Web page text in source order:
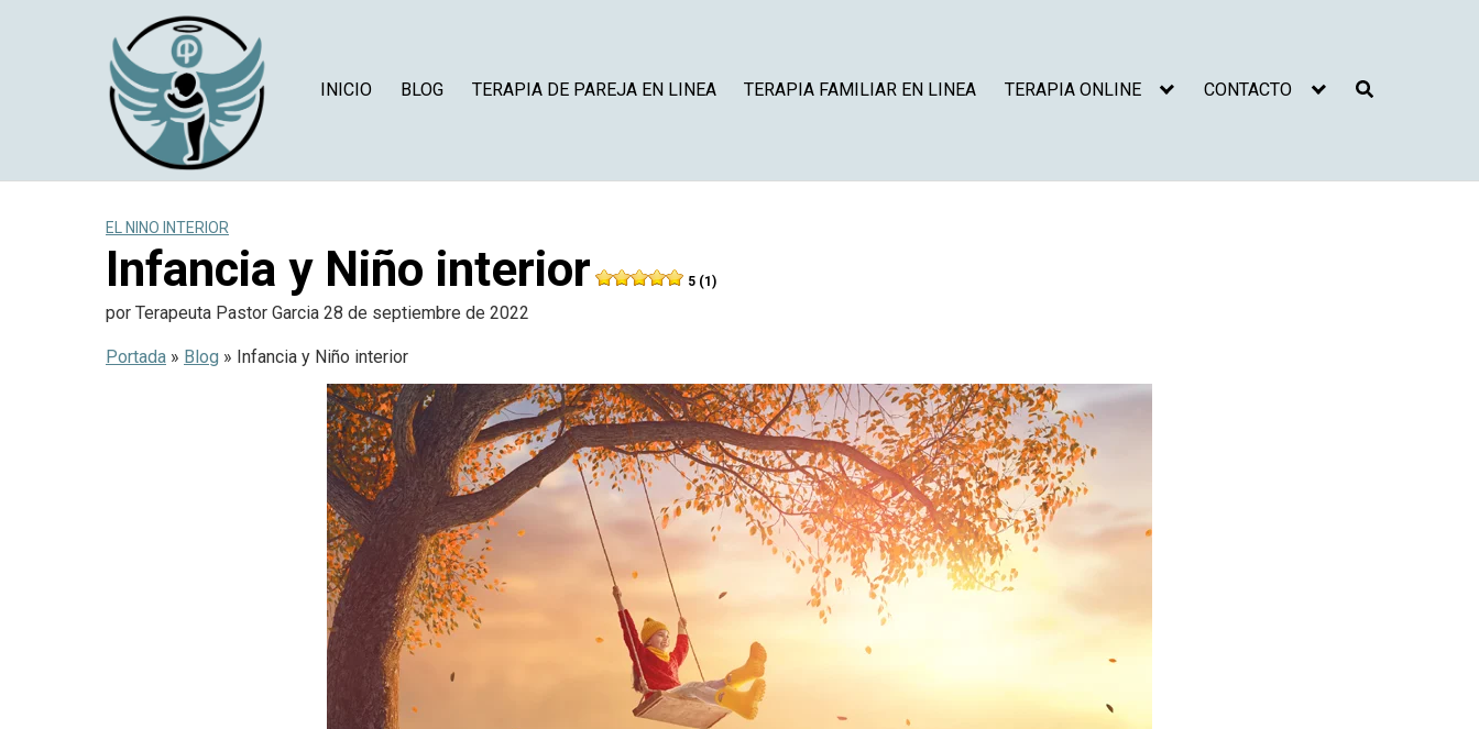
INICIO
BLOG TERAPIA DE PAREJA EN LINEA TERAPIA FAMILIAR EN LINEA TERAPIA ONLINE CONTACTO
EL NINO INTERIOR
Infancia y Niño interior 5 (1)
por Terapeuta Pastor Garcia 28 de septiembre de 2022
Portada » Blog » Infancia y Niño interior